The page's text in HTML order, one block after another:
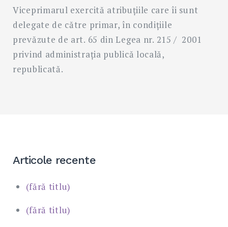
Viceprimarul exercită atribuţiile care îi sunt
delegate de către primar, în condiţiile
prevăzute de art. 65 din Legea nr. 215 / 2001
privind administraţia publică locală,
republicată.
Articole recente
(fără titlu)
(fără titlu)